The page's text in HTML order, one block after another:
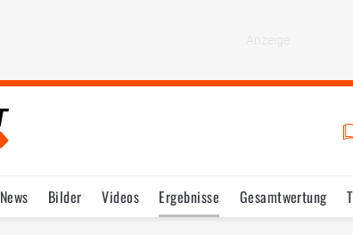
News Bilder Videos Ergebnisse Gesamtwertung